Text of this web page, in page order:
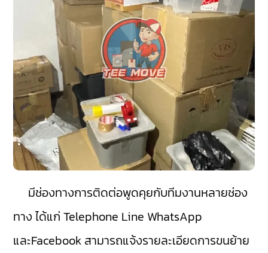
มีช่องทางการติดต่อพูดคุยกับทีมงานหลายช่อง
ทาง ได้แก่ Telephone Line WhatsApp
และFacebook สามารถแจ้งรายละเอียดการขนย้าย